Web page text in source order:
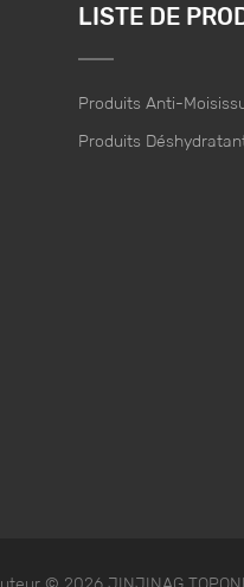
LISTE DE
Produits Anti-
Produits